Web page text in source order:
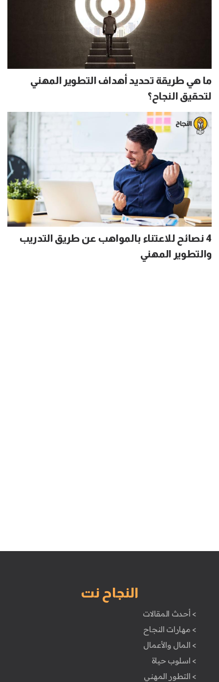
ما هي طريقة تحديد أهداف التطوير المهني
لتحقيق النجاح؟
4 نصائح للاعتناء بالمواهب عن طريق التدريب
والتطوير المهني
النجاح نت
> أحدث المقالات
> مهارات النجاح
> المال والأعمال
> اسلوب حياة
> التطور المهني